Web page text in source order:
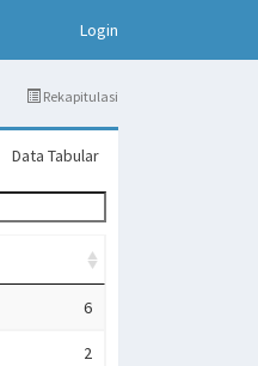
Login
Rekapitulasi
Data Tabular
6
2